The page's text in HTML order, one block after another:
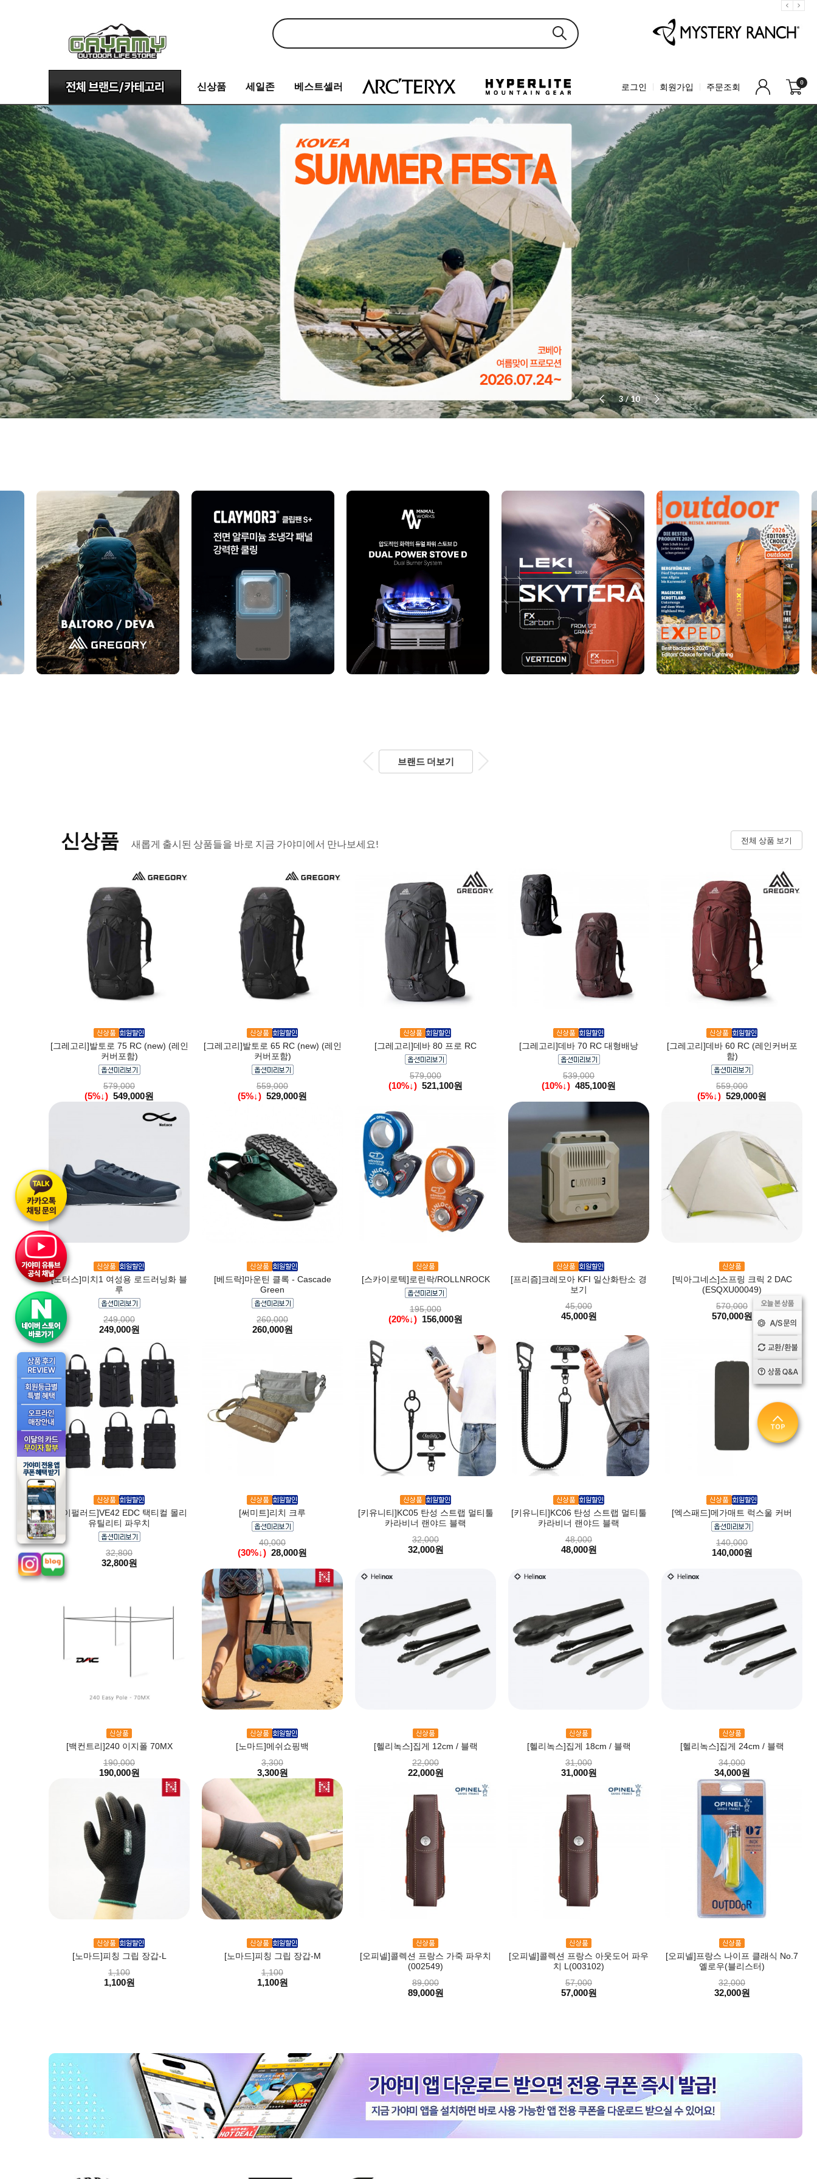
신상품 세일존 베스트셀러 로그인 회원가입 주문조회 0
4 /10
브랜드 더보기
신상품 새롭게 출시된 상품들을 바로 지금 가야미에서 만나보세요! 전체 상품 보기
[그레고리]발토로 75 RC (new) (레인
커버포함)
579,000
(5%↓) 549,000원
[그레고리]발토로 65 RC (new) (레인
커버포함)
559,000
(5%↓) 529,000원
[그레고리]데바 80 프로 RC
579,000
(10%↓) 521,100원
[그레고리]데바 70 RC 대형배낭
539,000
(10%↓) 485,100원
[그레고리]데바 60 RC (레인커버포
함)
559,000
(5%↓) 529,000원
[노터스]미치1 여성용 로드러닝화 블
루
249,000
249,000원
[베드락]마운틴 클록 - Cascade
Green
260,000
260,000원
[스카이로텍]로린락/ROLLNROCK
195,000
(20%↓) 156,000원
[프리즘]크레모아 KFI 일산화탄소 경
보기
45,000
45,000원
[빅아그네스]스프링 크릭 2 DAC
(ESQXU00049)
570,000
570,000원
[바이펄러드]VE42 EDC 택티컬 몰리
유틸리티 파우치
32,800
32,800원
[써미트]리치 크루
40,000
(30%↓) 28,000원
[키유니티]KC05 탄성 스트랩 멀티툴
카라비너 랜야드 블랙
32,000
32,000원
[키유니티]KC06 탄성 스트랩 멀티툴
카라비너 랜야드 블랙
48,000
48,000원
[엑스패드]메가매트 럭스울 커버
140,000
140,000원
[백컨트리]240 이지폴 70MX
190,000
190,000원
[노마드]메쉬쇼핑백
3,300
3,300원
[헬리녹스]집게 12cm / 블랙
22,000
22,000원
[헬리녹스]집게 18cm / 블랙
31,000
31,000원
[헬리녹스]집게 24cm / 블랙
34,000
34,000원
[노마드]피칭 그립 장갑-L
1,100
1,100원
[노마드]피칭 그립 장갑-M
1,100
1,100원
[오피넬]콜렉션 프랑스 가죽 파우치
(002549)
89,000
89,000원
[오피넬]콜렉션 프랑스 아웃도어 파우
치 L(003102)
57,000
57,000원
[오피넬]프랑스 나이프 클래식 No.7
옐로우(블리스터)
32,000
32,000원